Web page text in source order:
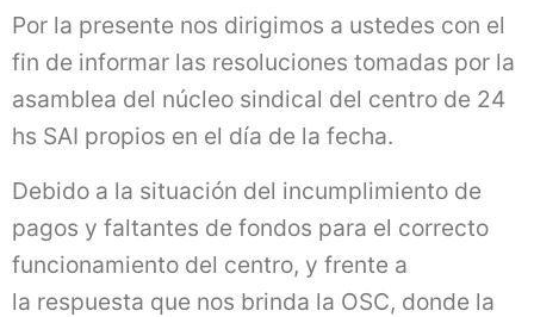
Por la presente nos dirigimos a ustedes con el
fin de informar las resoluciones tomadas por la
asamblea del núcleo sindical del centro de 24
hs SAI propios en el día de la fecha.
Debido a la situación del incumplimiento de
pagos y faltantes de fondos para el correcto
funcionamiento del centro, y frente a
la respuesta que nos brinda la OSC, donde la